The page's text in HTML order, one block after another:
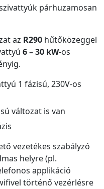
párhuzamosan
az R290 hűtőközeggel
6 – 30 kW-os
1 fázisú, 230V-os
változat is van
vezetékes szabályzó
helyre (pl.
applikáció
történő vezérlésre